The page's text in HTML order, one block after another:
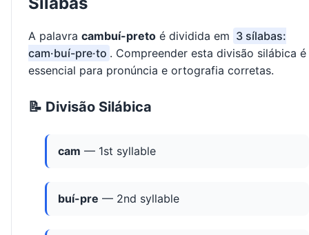
A palavra cambuí-preto é dividida em 3 sílabas:
cam·buí-pre·to . Compreender esta divisão silábica é
essencial para pronúncia e ortografia corretas.
📝 Divisão Silábica
cam — 1st syllable
buí-pre — 2nd syllable